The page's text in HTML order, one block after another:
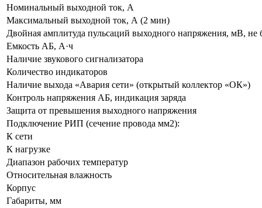
Номинальный выходной ток, А
Максимальный выходной ток, А (2 мин)
Двойная амплитуда пульсаций выходного напряжения, мВ, не
Емкость АБ, А·ч
Наличие звукового сигнализатора
Количество индикаторов
Наличие выхода «Авария сети» (открытый коллектор «ОК»)
Контроль напряжения АБ, индикация заряда
Защита от превышения выходного напряжения
Подключение РИП (сечение провода мм2):
К сети
К нагрузке
Диапазон рабочих температур
Относительная влажность
Корпус
Габариты, мм